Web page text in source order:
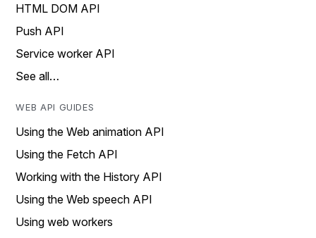
HTML DOM API
Push API
Service worker API
See all…
WEB API GUIDES
Using the Web animation API
Using the Fetch API
Working with the History API
Using the Web speech API
Using web workers